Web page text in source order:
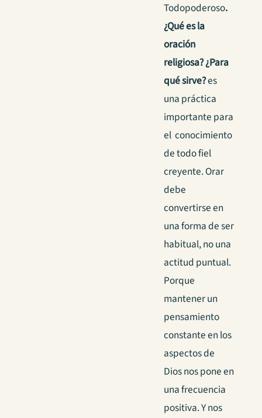
Todopoderoso.
¿Qué es la
oración
religiosa? ¿Para
qué sirve?es
una práctica
importante para
el conocimiento
de todo fiel
creyente. Orar
debe
convertirse en
una forma de ser
habitual, no una
actitud puntual.
Porque
mantener un
pensamiento
constante en los
aspectos de
Dios nos pone en
una frecuencia
positiva. Y nos